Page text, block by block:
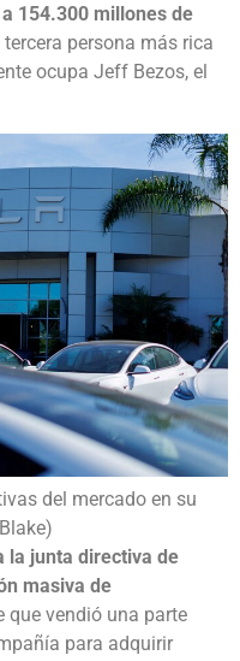
154.300 millones de
persona más rica
ocupa Jeff Bezos, el
del mercado en su
la junta directiva de
masiva de
que vendió una parte
para adquirir